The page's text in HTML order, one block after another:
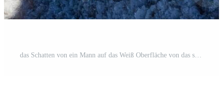
das Schatten von ein Mann auf das Weiß Oberfläche von das selbstsedimentierend Salz- von das Trocknen Abonnieren Mündung, Ukraine Pro Foto